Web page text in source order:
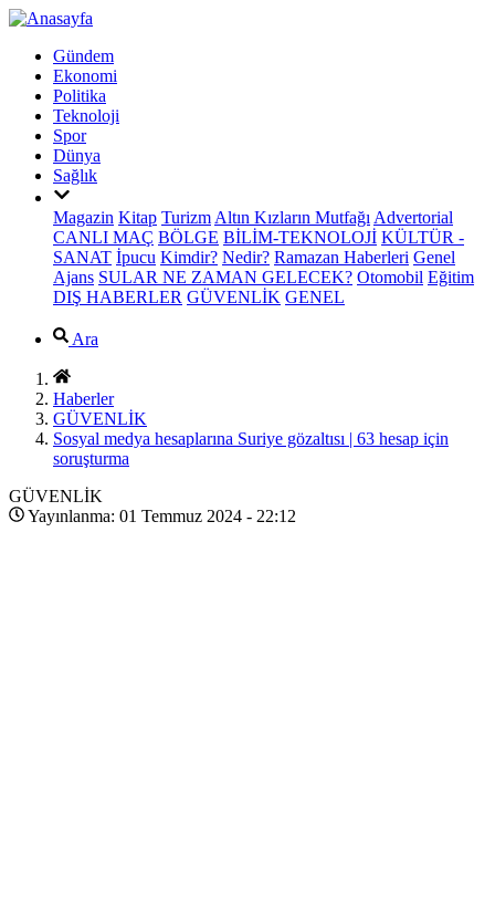
Gündem
Ekonomi
Politika
Teknoloji
Spor
Dünya
Sağlık
Magazin Kitap Turizm Altın Kızların Mutfağı Advertorial
CANLI MAÇ BÖLGE BİLİM-TEKNOLOJİ KÜLTÜR -
SANAT İpucu Kimdir? Nedir? Ramazan Haberleri Genel
Ajans SULAR NE ZAMAN GELECEK? Otomobil Eğitim
DIŞ HABERLER GÜVENLİK GENEL
Ara
Haberler
GÜVENLİK
Sosyal medya hesaplarına Suriye gözaltısı | 63 hesap için
soruşturma
GÜVENLİK
Yayınlanma: 01 Temmuz 2024 - 22:12